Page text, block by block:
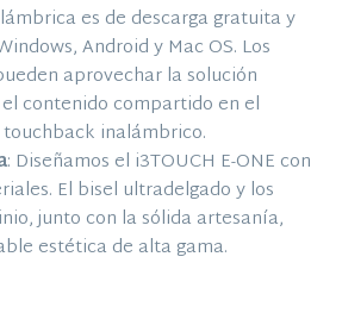
es de descarga gratuita y
Android y Mac OS. Los
aprovechar la solución
contenido compartido en el
inalámbrico.
: Diseñamos el i3TOUCH E-ONE con
El bisel ultradelgado y los
junto con la sólida artesanía,
estética de alta gama.